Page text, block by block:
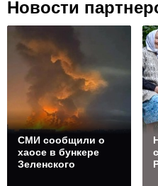
Новости
СМИ сообщили о
хаосе в бункере
Зеленского